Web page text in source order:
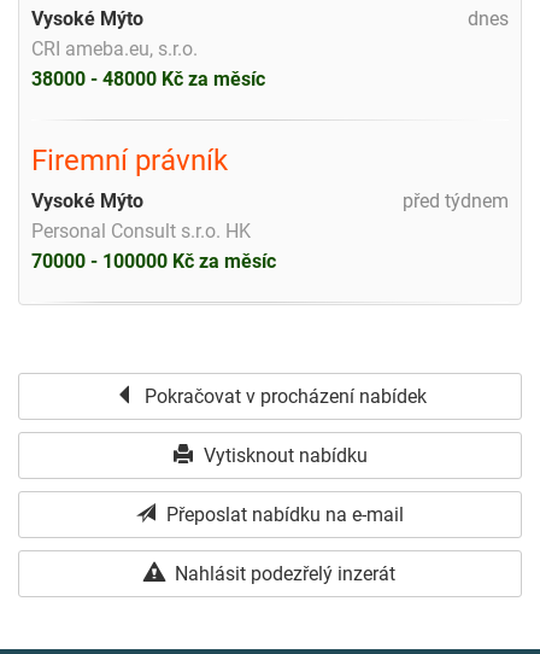
dnes
Vysoké Mýto
CRI ameba.eu, s.r.o.
38000 - 48000 Kč za měsíc
Firemní právník
před týdnem
Vysoké Mýto
Personal Consult s.r.o. HK
70000 - 100000 Kč za měsíc
Pokračovat v procházení nabídek
Vytisknout nabídku
Přeposlat nabídku na e-mail
Nahlásit podezřelý inzerát